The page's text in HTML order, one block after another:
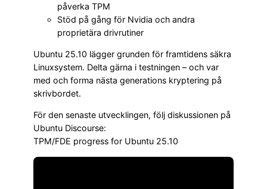
påverka TPM
Stöd på gång för Nvidia och andra
proprietära drivrutiner
Ubuntu 25.10 lägger grunden för framtidens säkra
Linuxsystem. Delta gärna i testningen – och var
med och forma nästa generations kryptering på
skrivbordet.
För den senaste utvecklingen, följ diskussionen på
Ubuntu Discourse:
TPM/FDE progress for Ubuntu 25.10